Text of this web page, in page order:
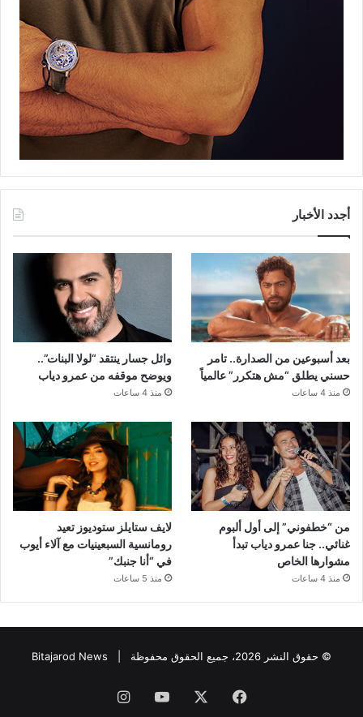
أجدد الأخبار
بعد أسبوعين من الصدارة.. تامر
حسني يطلق “مش هتكرر” عالمياً
منذ 4 ساعات
وائل جسار ينتقد “لولا البنات”..
ويوضح موقفه من عمرو دياب
منذ 4 ساعات
من “خطفوني” إلى أول ألبوم
غنائي.. جنا عمرو دياب تبدأ
مشوارها الخاص
منذ 4 ساعات
لايف ستايلز ستوديوز تعيد
رومانسية السبعينيات مع آلاء أيوب
في “أنا جنبك”
منذ 5 ساعات
© حقوق النشر 2026، جميع الحقوق محفوظة | Bitajarod News
فيسبوك ‫YouTubeانستقرام